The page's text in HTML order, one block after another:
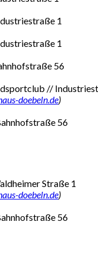
1
1
56
//
doebeln.de)
56
Straße 1
doebeln.de)
56